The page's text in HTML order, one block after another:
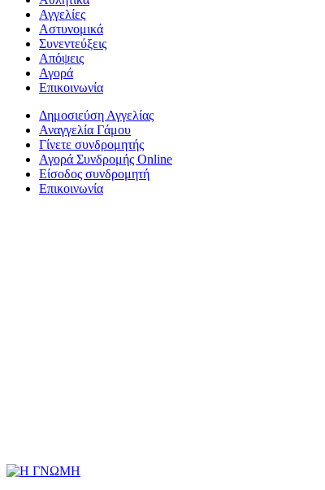
Αγγελίες
Αστυνομικά
Συνεντεύξεις
Απόψεις
Αγορά
Επικοινωνία
Δημοσιεύση Αγγελίας
Αναγγελία Γάμου
Γίνετε συνδρομητής
Αγορά Συνδρομής Online
Είσοδος συνδρομητή
Επικοινωνία